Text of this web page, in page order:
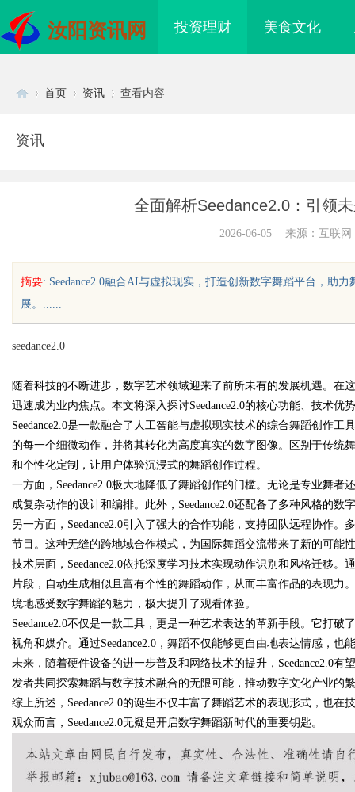
汝阳资讯网 投资理财 美食文化
!
首页 资讯 查看内容
资讯
全面解析Seedance2.0：引领
2026-06-05 来源：互联网
摘要: Seedance2.0融合AI与虚拟现实，打造创新数字舞蹈平台，助
展。......
seedance2.0
随着科技的不断进步，数字艺术领域迎来了前所未有的发展机遇。在
迅速成为业内焦点。本文将深入探讨Seedance2.0的核心功能、技术优
Seedance2.0是一款融合了人工智能与虚拟现实技术的综合舞蹈创作
的每一个细微动作，并将其转化为高度真实的数字图像。区别于传统
和个性化定制，让用户体验沉浸式的舞蹈创作过程。
一方面，Seedance2.0极大地降低了舞蹈创作的门槛。无论是专业舞
成复杂动作的设计和编排。此外，Seedance2.0还配备了多种风格的
另一方面，Seedance2.0引入了强大的合作功能，支持团队远程协作
节目。这种无缝的跨地域合作模式，为国际舞蹈交流带来了新的可能
技术层面，Seedance2.0依托深度学习技术实现动作识别和风格迁移
片段，自动生成相似且富有个性的舞蹈动作，从而丰富作品的表现力
境地感受数字舞蹈的魅力，极大提升了观看体验。
Seedance2.0不仅是一款工具，更是一种艺术表达的革新手段。它打
视角和媒介。通过Seedance2.0，舞蹈不仅能够更自由地表达情感，
未来，随着硬件设备的进一步普及和网络技术的提升，Seedance2.0
发者共同探索舞蹈与数字技术融合的无限可能，推动数字文化产业的
综上所述，Seedance2.0的诞生不仅丰富了舞蹈艺术的表现形式，也
观众而言，Seedance2.0无疑是开启数字舞蹈新时代的重要钥匙。
配眼镜
南